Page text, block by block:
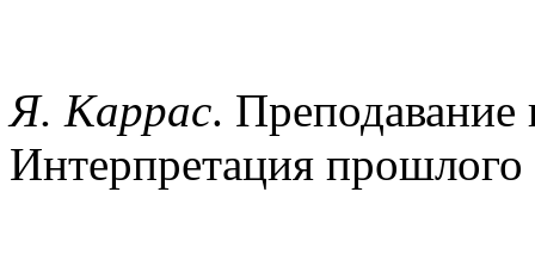
Я. Каррас. Преподавание
Интерпретация прошлого